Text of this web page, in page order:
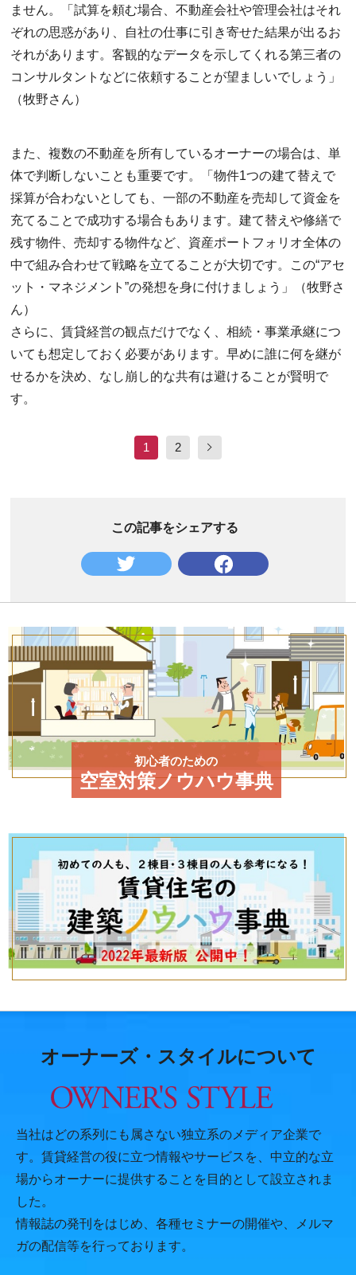
ません。「試算を頼む場合、不動産会社や管理会社はそれ
ぞれの思惑があり、自社の仕事に引き寄せた結果が出るお
それがあります。客観的なデータを示してくれる第三者の
コンサルタントなどに依頼することが望ましいでしょう」
（牧野さん）
また、複数の不動産を所有しているオーナーの場合は、単
体で判断しないことも重要です。「物件1つの建て替えで
採算が合わないとしても、一部の不動産を売却して資金を
充てることで成功する場合もあります。建て替えや修繕で
残す物件、売却する物件など、資産ポートフォリオ全体の
中で組み合わせて戦略を立てることが大切です。この“アセ
ット・マネジメント”の発想を身に付けましょう」（牧野さ
ん）
さらに、賃貸経営の観点だけでなく、相続・事業承継につ
いても想定しておく必要があります。早めに誰に何を継が
せるかを決め、なし崩し的な共有は避けることが賢明で
す。
1 2
この記事をシェアする
初心者のための
空室対策ノウハウ事典
オーナーズ・スタイルについて
当社はどの系列にも属さない独立系のメディア企業で
す。賃貸経営の役に立つ情報やサービスを、中立的な立
場からオーナーに提供することを目的として設立されま
した。
情報誌の発刊をはじめ、各種セミナーの開催や、メルマ
ガの配信等を行っております。